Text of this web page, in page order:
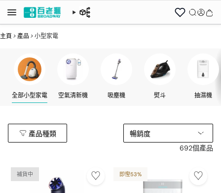
主頁 > 產品 >小型家電
全部小型家電 空氣清新機 吸塵機 熨斗 抽濕機
產品種類
暢銷度
692個產品
補貨中 即慳53%